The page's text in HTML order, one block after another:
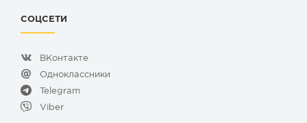
СОЦСЕТИ
ВКонтакте
Одноклассники
Telegram
Viber